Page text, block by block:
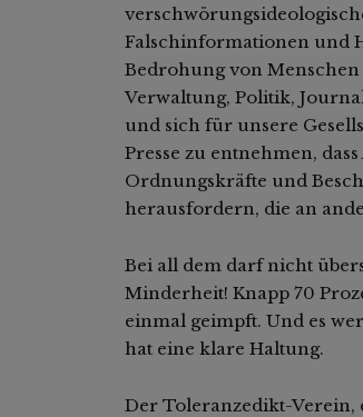
Falschinformationen und
Bedrohung von
Verwaltung, Politik,
und sich für unsere
Presse zu entnehmen,
Ordnungskräfte und
herausfordern, die an
Bei all dem darf nicht
Minderheit! Knapp 70
einmal geimpft. Und es
hat eine klare Haltung.
Der Toleranzedikt-Verein,